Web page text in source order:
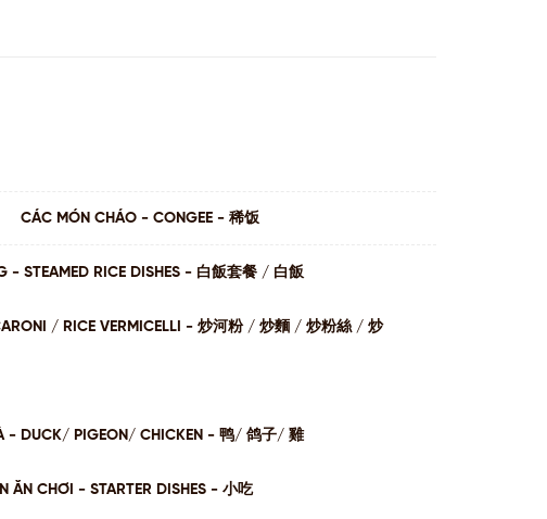
CÁC MÓN CHÁO - CONGEE - 稀饭
- STEAMED RICE DISHES - ⽩飯套餐 / ⽩飯
/ RICE VERMICELLI - 炒河粉 / 炒麵 / 炒粉絲 / 炒
- DUCK/ PIGEON/ CHICKEN - 鸭/ 鸽子/ 雞
ĂN CHƠI - STARTER DISHES - 小吃